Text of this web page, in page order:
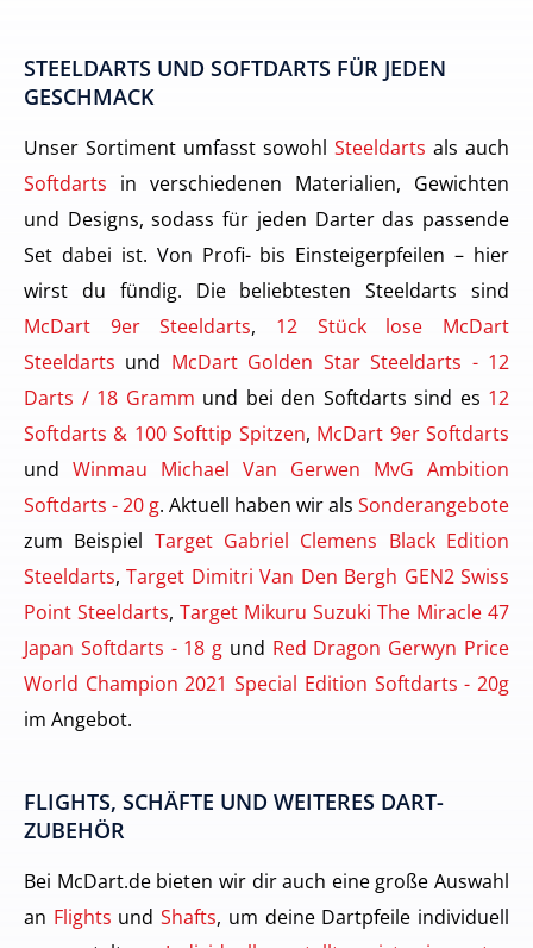
STEELDARTS UND SOFTDARTS FÜR JEDEN
GESCHMACK
Unser Sortiment umfasst sowohl Steeldarts als auch
Softdarts in verschiedenen Materialien, Gewichten
und Designs, sodass für jeden Darter das passende
Set dabei ist. Von Profi- bis Einsteigerpfeilen – hier
wirst du fündig. Die beliebtesten Steeldarts sind
McDart 9er Steeldarts, 12 Stück lose McDart
Steeldarts und McDart Golden Star Steeldarts - 12
Darts / 18 Gramm und bei den Softdarts sind es 12
Softdarts & 100 Softtip Spitzen, McDart 9er Softdarts
und Winmau Michael Van Gerwen MvG Ambition
Softdarts - 20 g. Aktuell haben wir als Sonderangebote
zum Beispiel Target Gabriel Clemens Black Edition
Steeldarts,Target Dimitri Van Den Bergh GEN2 Swiss
Point Steeldarts, Target Mikuru Suzuki The Miracle 47
Japan Softdarts - 18 g und Red Dragon Gerwyn Price
World Champion 2021 Special Edition Softdarts - 20g
im Angebot.
FLIGHTS, SCHÄFTE UND WEITERES DART-
ZUBEHÖR
Bei McDart.de bieten wir dir auch eine große Auswahl
an Flights undShafts, um deine Dartpfeile individuell